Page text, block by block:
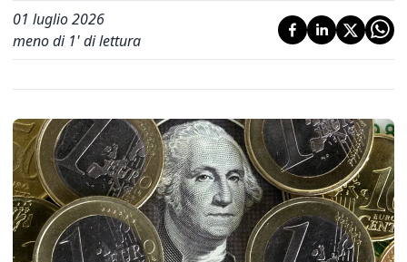
01 luglio 2026
meno di 1' di lettura